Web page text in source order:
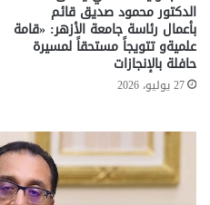
الدكتور محمود صديق قائم
بأعمال رئاسة جامعة الأزهر: «قامة
علميةو تتويجاً مستحقاً لمسيرة
حافلة بالإنجازات
27 يوليو، 2026
معاش
المطلقة
إليك